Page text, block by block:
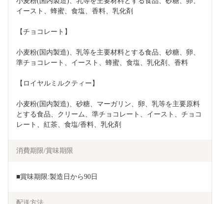
イースト、蜂蜜、食塩、香料、乳化剤
【チョコレート】
小麦粉(国内製造)、乳等を主要材料とする食品、砂糖、卵、
準チョコレート、イースト、蜂蜜、食塩、乳化剤、香料
【ロイヤルミルクティー】
小麦粉(国内製造)、砂糖、マーガリン、卵、乳等を主要原料
とする食品、クリーム、準チョコレート、イースト、チョコ
レート、紅茶、食塩/香料、乳化剤
消費期限/賞味期限
■賞味期限:製造日から90日